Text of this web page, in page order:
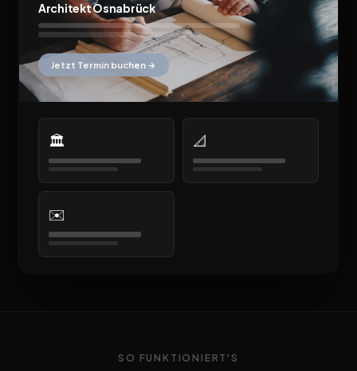
Architekt Osnabrück
Jetzt Termin buchen →
🏛️ 📐
✉️
SO FUNKTIONIERT'S